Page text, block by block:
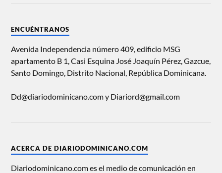
ENCUÉNTRANOS
Avenida Independencia número 409, edificio MSG
apartamento B 1, Casi Esquina José Joaquín Pérez, Gazcue,
Santo Domingo, Distrito Nacional, República Dominicana.
Dd@diariodominicano.com y Diariord@gmail.com
ACERCA DE DIARIODOMINICANO.COM
Diariodominicano.com es el medio de comunicación en